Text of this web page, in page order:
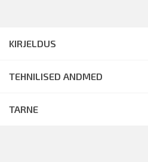
KIRJELDUS
TEHNILISED ANDMED
TARNE